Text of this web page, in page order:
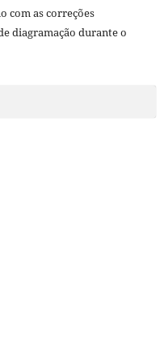
com as correções
diagramação durante o